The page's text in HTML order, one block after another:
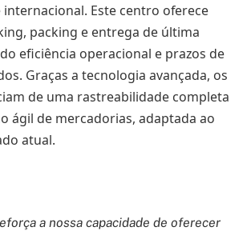
internacional. Este centro oferece
packing e entrega de última
eficiência operacional e prazos de
Graças a tecnologia avançada, os
de uma rastreabilidade completa
ágil de mercadorias, adaptada ao
atual.
a nossa capacidade de oferecer